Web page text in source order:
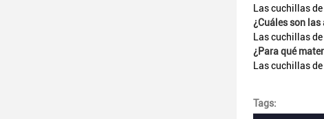
Las cuchillas
¿Cuáles son
Las cuchillas
¿Para qué
Las cuchillas
Tags: